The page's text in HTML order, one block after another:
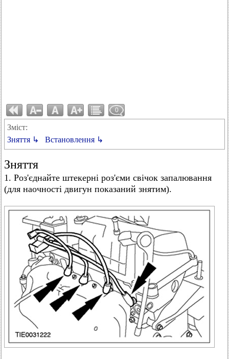
0
Зміст:
Зняття ↳
Встановлення ↳
Зняття
1. Роз'єднайте штекерні роз'єми свічок запалювання
(для наочності двигун показаний знятим).